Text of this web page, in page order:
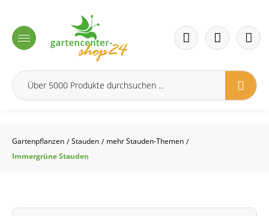
Gartenpflanzen / Stauden / mehr Stauden-Themen /
Immergrüne Stauden